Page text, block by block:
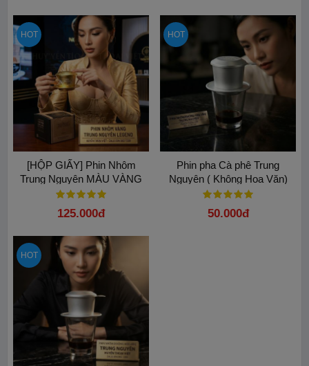
HOT
[HỘP GIẤY] Phin Nhôm
Trung Nguyên MÀU VÀNG
cao cấp Hoa Văn
125.000đ
HOT
Phin pha Cà phê Trung
Nguyên ( Không Hoa Văn)
50.000đ
HOT